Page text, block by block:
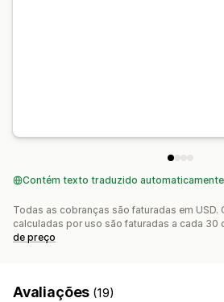
Contém texto traduzido automaticamente
Todas as cobranças são faturadas em USD.
calculadas por uso são faturadas a cada 30
de preço
Avaliações (19)